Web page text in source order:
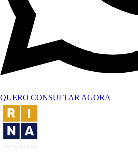
QUERO CONSULTAR AGORA